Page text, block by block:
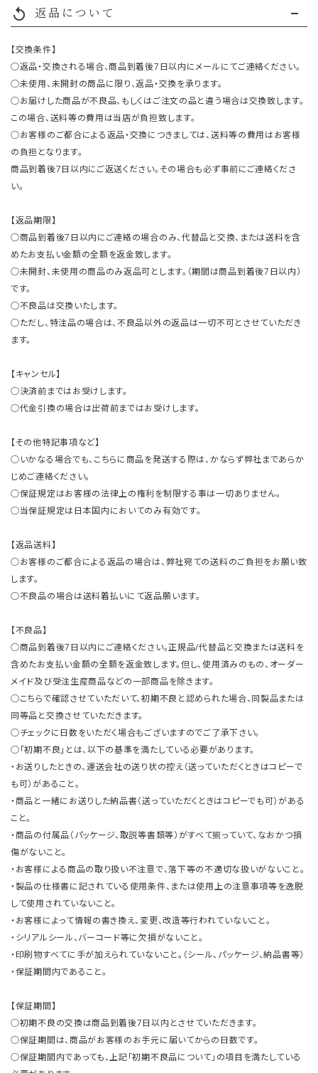
replay 返品について
【交換条件】
○返品・交換される場合、商品到着後7日以内にメールにてご連絡ください。
○未使用、未開封の商品に限り、返品・交換を承ります。
○お届けした商品が不良品、もしくはご注文の品と違う場合は交換致します。
この場合、送料等の費用は当店が負担致します。
○お客様のご都合による返品・交換につきましては、送料等の費用はお客様
の負担となります。
商品到着後7日以内にご返送ください。その場合も必ず事前にご連絡くださ
い。
【返品期限】
○商品到着後7日以内にご連絡の場合のみ、代替品と交換、または送料を含
めたお支払い金額の全額を返金致します。
○未開封、未使用の商品のみ返品可とします。（期間は商品到着後7日以内）
です。
○不良品は交換いたします。
○ただし、特注品の場合は、不良品以外の返品は一切不可とさせていただき
ます。
【キャンセル】
○決済前まではお受けします。
○代金引換の場合は出荷前まではお受けします。
【その他特記事項など】
○いかなる場合でも、こちらに商品を発送する際は、かならず弊社まであらか
じめご連絡ください。
○保証規定はお客様の法律上の権利を制限する事は一切ありません。
○当保証規定は日本国内においてのみ有効です。
【返品送料】
○お客様のご都合による返品の場合は、弊社宛ての送料のご負担をお願い致
します。
○不良品の場合は送料着払いにて返品願います。
【不良品】
○商品到着後7日以内にご連絡ください。正規品/代替品と交換または送料を
含めたお支払い金額の全額を返金致します。但し、使用済みのもの、オーダー
メイド及び受注生産商品などの一部商品を除きます。
○こちらで確認させていただいて、初期不良と認められた場合、同製品または
同等品と交換させていただきます。
○チェックに日数をいただく場合もございますのでご了承下さい。
○「初期不良」とは、以下の基準を満たしている必要があります。
・お送りしたときの、運送会社の送り状の控え（送っていただくときはコピーで
も可）があること。
・商品と一緒にお送りした納品書（送っていただくときはコピーでも可）がある
こと。
・商品の付属品（パッケージ、取説等書類等）がすべて揃っていて、なおかつ損
傷がないこと。
・お客様による商品の取り扱い不注意で、落下等の不適切な扱いがないこと。
・製品の仕様書に記されている使用条件、または使用上の注意事項等を逸脱
して使用されていないこと。
・お客様によって情報の書き換え、変更、改造等行われていないこと。
・シリアルシール、バーコード等に欠損がないこと。
・印刷物すべてに手が加えられていないこと。（シール、パッケージ、納品書等）
・保証期間内であること。
【保証期間】
○初期不良の交換は商品到着後7日以内とさせていただきます。
○保証期間は、商品がお客様のお手元に届いてからの日数です。
○保証期間内であっても、上記「初期不良品について」の項目を満たしている